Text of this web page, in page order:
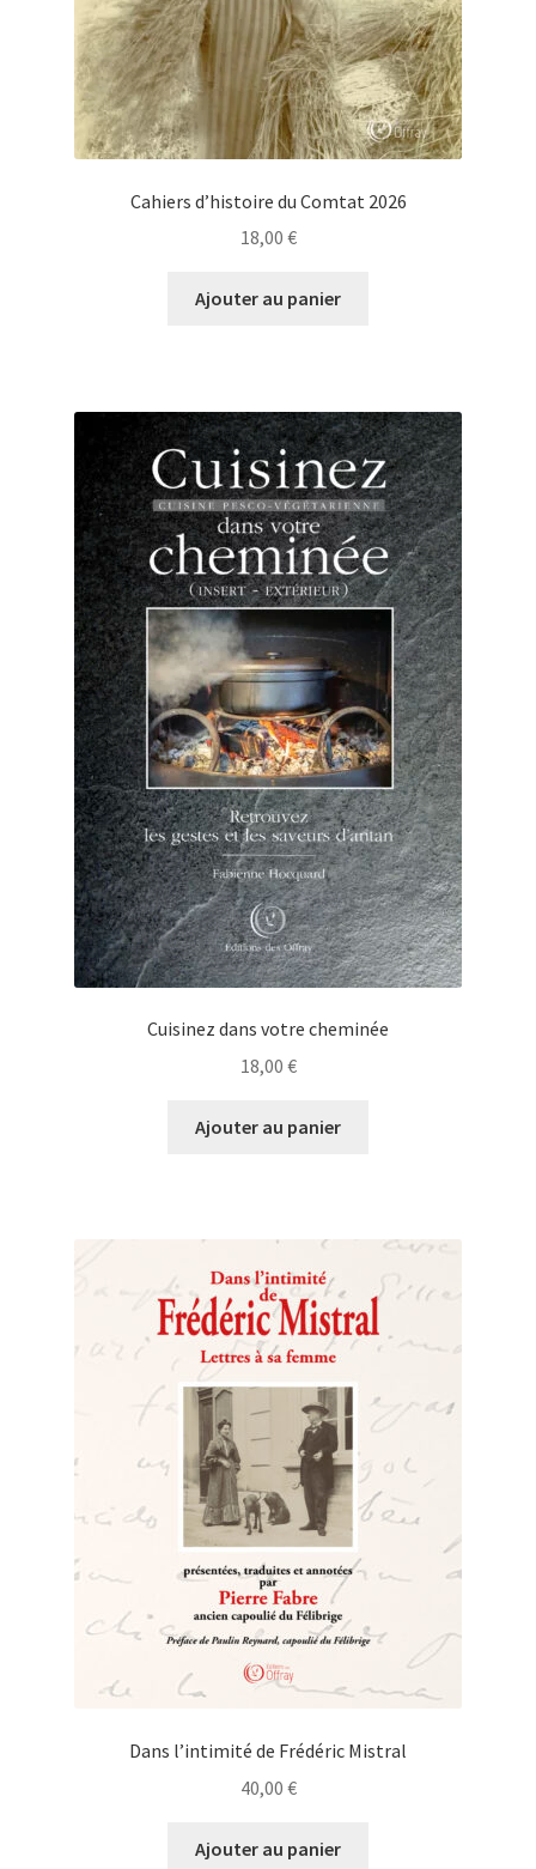
Cahiers d’histoire du Comtat 2026
18,00 €
Ajouter au panier
Cuisinez dans votre cheminée
18,00 €
Ajouter au panier
Dans l’intimité de Frédéric Mistral
40,00 €
Ajouter au panier